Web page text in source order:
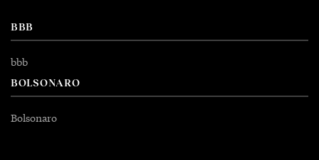
BBB
bbb
BOLSONARO
Bolsonaro